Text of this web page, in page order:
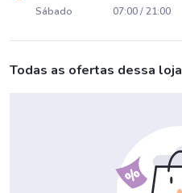
Sábado 07:00 / 21:00
Todas as ofertas dessa loja